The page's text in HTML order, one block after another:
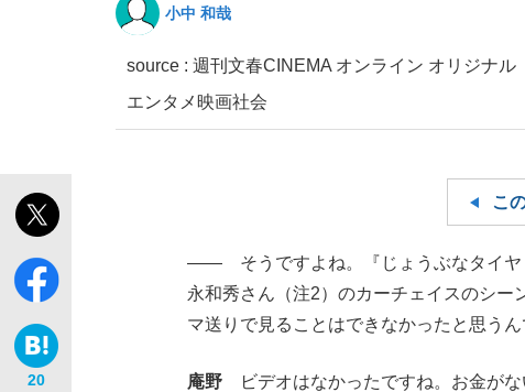
小中 和哉
source : 週刊文春CINEMA オンライン オリジナル
エンタメ 映画社会
20
こ
―― そうですよね。『じょうぶなタイヤ
永和秀さん（注2）のカーチェイスのシー
マ送りで見ることはできなかったと思うん
庵野 ビデオはなかったですね。お金がな